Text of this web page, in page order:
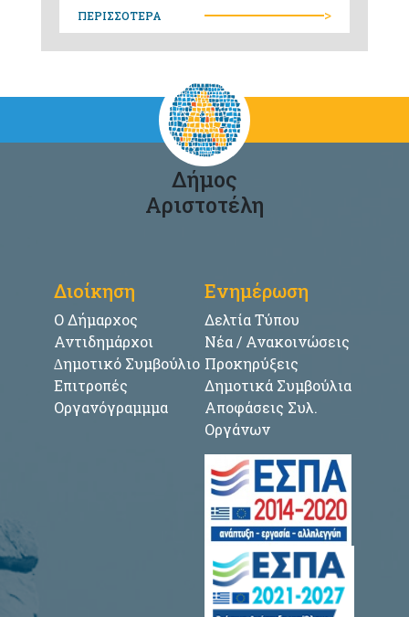
ΠΕΡΙΣΣΟΤΕΡΑ >
Δήμος
Αριστοτέλη
Διοίκηση
Ο Δήμαρχος
Αντιδημάρχοι
∆ημοτικό Συμβούλιο
Επιτροπές
Οργανόγραμμμα
Ενημέρωση
Δελτία Τύπου
Νέα / Ανακοινώσεις
Προκηρύξεις
Δημοτικά Συμβούλια
Αποφάσεις Συλ.
Οργάνων